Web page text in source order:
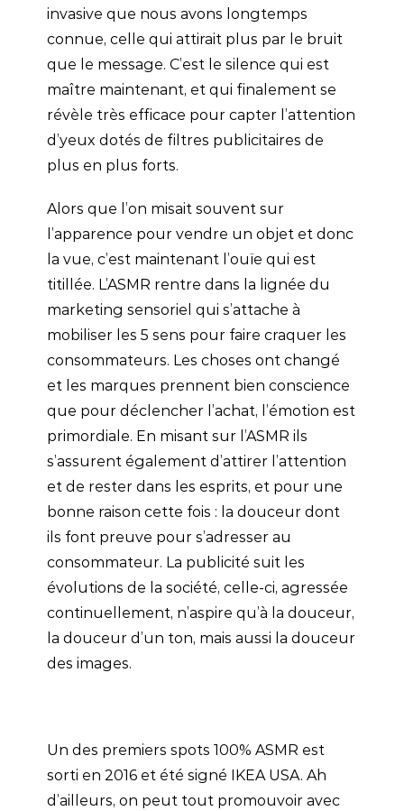
invasive que nous avons longtemps
connue, celle qui attirait plus par le bruit
que le message. C’est le silence qui est
maître maintenant, et qui finalement se
révèle très efficace pour capter l’attention
d’yeux dotés de filtres publicitaires de
plus en plus forts.
Alors que l’on misait souvent sur
l’apparence pour vendre un objet et donc
la vue, c’est maintenant l’ouïe qui est
titillée. L’ASMR rentre dans la lignée du
marketing sensoriel qui s’attache à
mobiliser les 5 sens pour faire craquer les
consommateurs. Les choses ont changé
et les marques prennent bien conscience
que pour déclencher l’achat, l’émotion est
primordiale. En misant sur l’ASMR ils
s’assurent également d’attirer l’attention
et de rester dans les esprits, et pour une
bonne raison cette fois : la douceur dont
ils font preuve pour s’adresser au
consommateur. La publicité suit les
évolutions de la société, celle-ci, agressée
continuellement, n’aspire qu’à la douceur,
la douceur d’un ton, mais aussi la douceur
des images.
Un des premiers spots 100% ASMR est
sorti en 2016 et été signé IKEA USA. Ah
d’ailleurs, on peut tout promouvoir avec